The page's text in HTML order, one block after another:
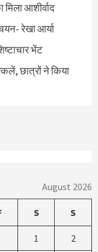
आशीर्वाद
रेखा आर्या
भेंट
छात्रों ने किया
August 2026
S S
1 2